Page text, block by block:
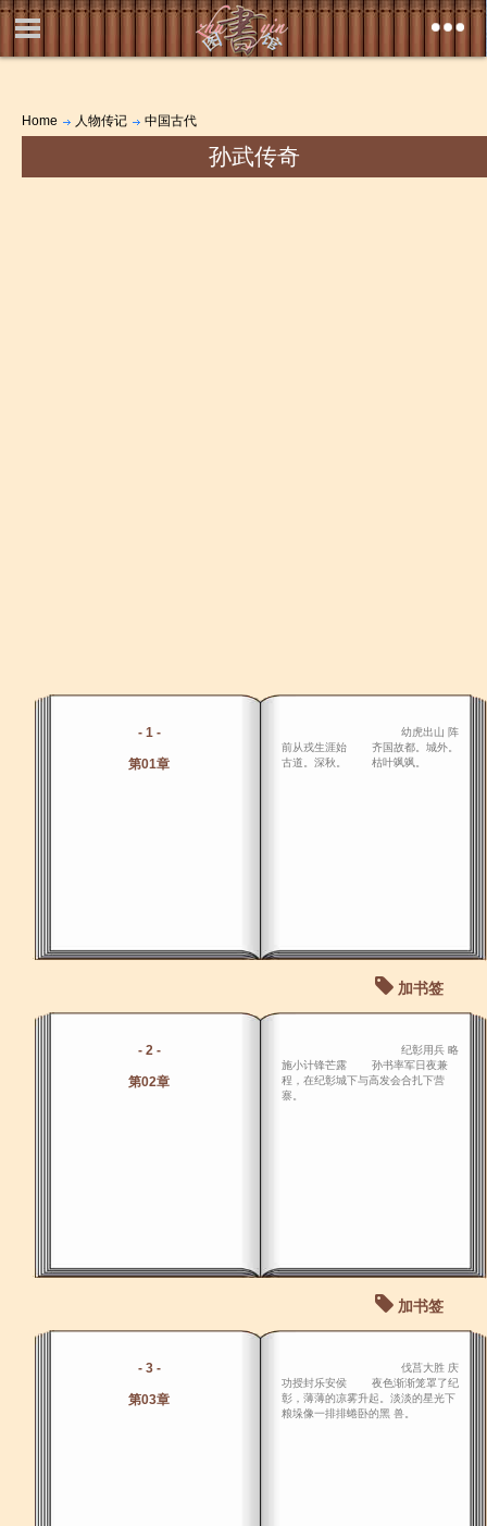
Home 人物传记 中国古代
孙武传奇
- 1 -
第01章
幼虎出山 阵
前从戎生涯始 齐国故都。城外。
古道。深秋。 枯叶飒飒。
加书签
- 2 -
第02章
纪彰用兵 略
施小计锋芒露 孙书率军日夜兼
程，在纪彰城下与高发会合扎下营
寨。
加书签
- 3 -
第03章
伐莒大胜 庆
功授封乐安侯 夜色渐渐笼罩了纪
彰，薄薄的凉雾升起。淡淡的星光下
粮垛像一排排蜷卧的黑 兽。